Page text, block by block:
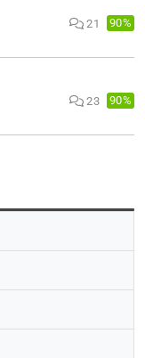
21 90%
23 90%